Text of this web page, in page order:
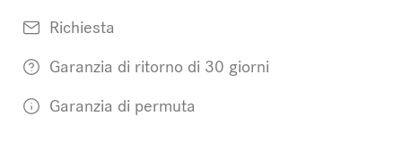
Richiesta
Garanzia di ritorno di 30 giorni
Garanzia di permuta